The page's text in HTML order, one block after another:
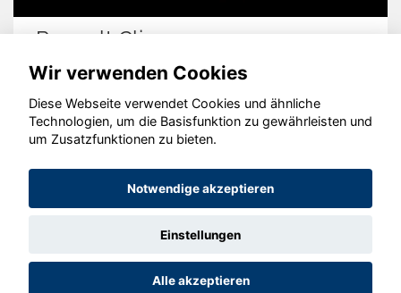
Renault Clio
© konjunkturmotor.de GmbH 2020 - 2026
Wir verwenden Cookies
Diese Webseite verwendet Cookies und ähnliche
Technologien, um die Basisfunktion zu gewährleisten und
um Zusatzfunktionen zu bieten.
Notwendige akzeptieren
Einstellungen
Alle akzeptieren